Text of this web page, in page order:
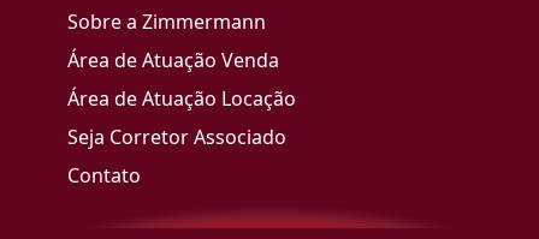
Sobre a Zimmermann
Área de Atuação Venda
Área de Atuação Locação
Seja Corretor Associado
Contato